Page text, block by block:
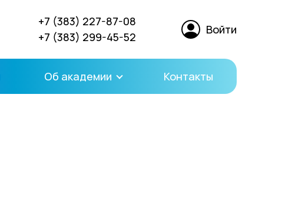
+7 (383) 227-87-08
+7 (383) 299-45-52
Войти
Об академии Контакты